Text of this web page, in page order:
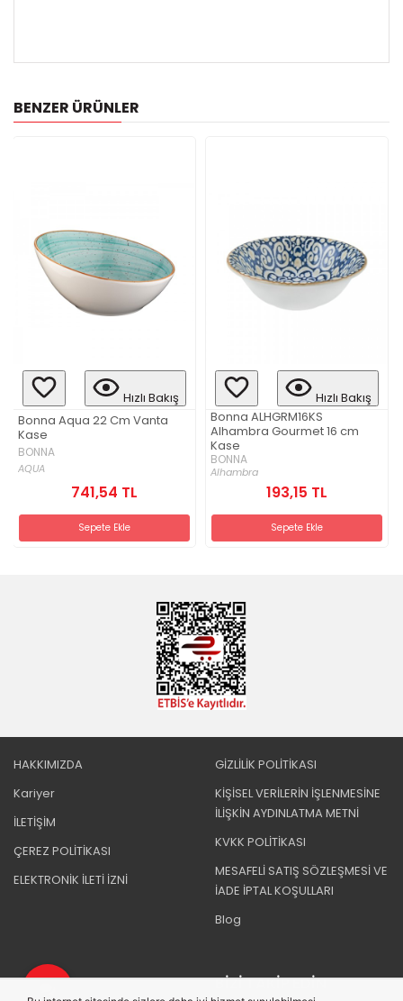
BENZER ÜRÜNLER
Hızlı Bakış
Bonna Aqua 22 Cm Vanta
Kase
BONNA
AQUA
741,54 TL
Sepete Ekle
Hızlı Bakış
Bonna ALHGRM16KS
Alhambra Gourmet 16 cm
Kase
BONNA
Alhambra
193,15 TL
Sepete Ekle
HAKKIMIZDA
Kariyer
İLETİŞİM
ÇEREZ POLİTİKASI
ELEKTRONİK İLETİ İZNİ
GİZLİLİK POLİTİKASI
KİŞİSEL VERİLERİN İŞLENMESİNE
İLİŞKİN AYDINLATMA METNİ
KVKK POLİTİKASI
MESAFELİ SATIŞ SÖZLEŞMESİ VE
İADE İPTAL KOŞULLARI
Blog
BIZI TAKIP EDIN